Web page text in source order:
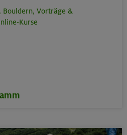
Bouldern, Vorträge &
Kurse